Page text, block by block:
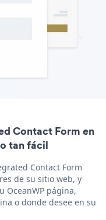
Contact Form en
tan fácil
Contact Form
de su sitio web, y
OceanWP página,
o donde desee en su